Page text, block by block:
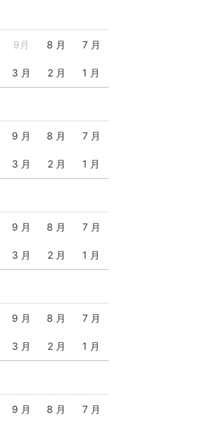
9月 8 月 7 月
3 月 2 月 1 月
9 月 8 月 7 月
3 月 2 月 1 月
9 月 8 月 7 月
3 月 2 月 1 月
9 月 8 月 7 月
3 月 2 月 1 月
9 月 8 月 7 月